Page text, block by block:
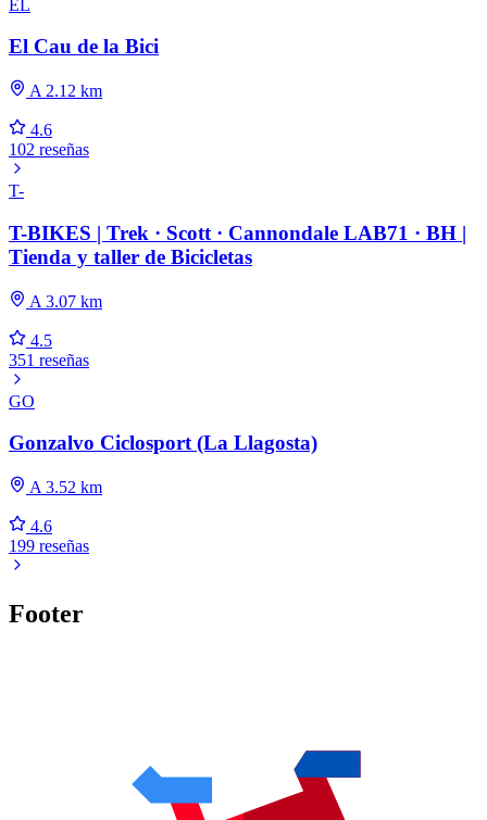
EL
El Cau de la Bici
A 2.12 km
4.6
102 reseñas
T-
T-BIKES | Trek · Scott · Cannondale LAB71 · BH |
Tienda y taller de Bicicletas
A 3.07 km
4.5
351 reseñas
GO
Gonzalvo Ciclosport (La Llagosta)
A 3.52 km
4.6
199 reseñas
Footer